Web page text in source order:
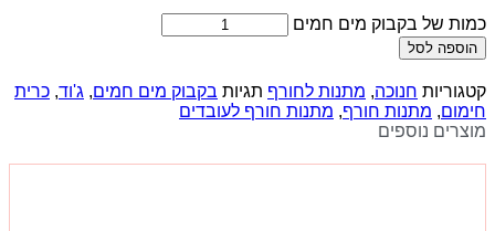
כמות של בקבוק מים חמים
הוספה לסל
קטגוריות חנוכה, מתנות לחורף תגיות בקבוק מים חמים, ג'וד, כרית
חימום, מתנות חורף, מתנות חורף לעובדים
מוצרים נוספים